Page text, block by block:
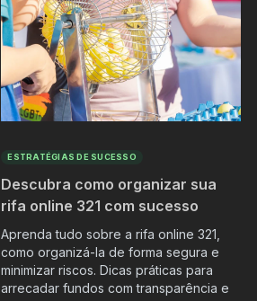
ESTRATÉGIAS DE SUCESSO
Descubra como organizar sua
rifa online 321 com sucesso
Aprenda tudo sobre a rifa online 321,
como organizá-la de forma segura e
minimizar riscos. Dicas práticas para
arrecadar fundos com transparência e